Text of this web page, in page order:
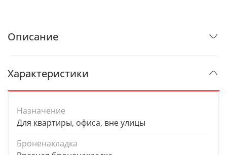
Описание
Характеристики
Назначение
Для квартиры, офиса, вне улицы
Броненакладка